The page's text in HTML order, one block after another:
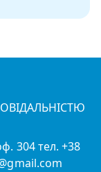
304 тел. +38